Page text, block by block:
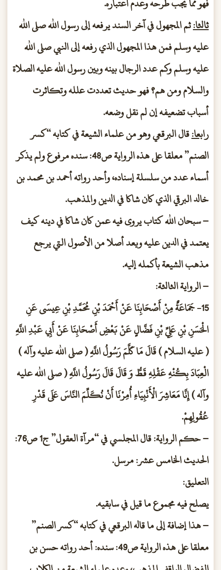
ثالثا:ثم المجهول في آخر السند يرفعه إلى رسول الله صلى الله
عليه وسلم فمن هذا المجهول الذي رفعه إلى النبي صلى الله
عليه وسلم وكم عدد الرجال بينه وبين رسول الله عليه الصلاة
والسلام ومن هم؟ فهو حديث تعددت علله وتكاثرت
أسباب تضعيفه إن لم نقل وضعه.
رابعا:قال البرقعي وهو من علماء الشيعة في كتابه “كسر
الصنم” معلقا على هذه الرواية ص48: سنده مرفوع ولم يذكر
أسماء عدد من سلسلة إسناده، وأحد رواته أحمد بن محمد بن
خالد البرقي الذي كان شاكا في الدين والمذهب.
– سبحان الله كتاب يروى فيه عمن كان شاكا في دينه كيف
يعتمد في الدين عليه ويعد أصلا من الأصول التي يرجع
مذهب الشيعة بأكمله إليه.
– الرواية الثالثة:
15- جَمَاعَةٌ مِنْ أَصْحَابِنَا عَنْ أَحْمَدَ بْنِ مُحَمَّدِ بْنِ عِيسَى عَنِ
الْحَسَنِ بْنِ عَلِيِّ بْنِ فَضَّالٍ عَنْ بَعْضِ أَصْحَابِنَا عَنْ أَبِي عَبْدِ اللَّهِ
( عليه السلام ) قَالَ مَا كَلَّمَ رَسُولُ اللَّهِ ( صلى الله عليه وآله )
الْعِبَادَ بِكُنْهِ عَقْلِهِ قَطُّ وَ قَالَ قَالَ رَسُولُ اللَّهِ ( صلى الله عليه
وآله ) إِنَّا مَعَاشِرَ الْأَنْبِيَاءِ أُمِرْنَا أَنْ نُكَلِّمَ النَّاسَ عَلَى قَدْرِ
عُقُولِهِمْ.
– حكم الرواية: قال المجلسي في “مرآة العقول” ج1 ص76:
الحديث الخامس عشر: مرسل.
التعليق:
يصلح فيه مجموع ما قيل في سابقيه.
– هذا إضافة إلى ما قاله البرقعي في كتابه “كسر الصنم”
معلقا على هذه الرواية ص49: سنده: أحد رواته حسن بن